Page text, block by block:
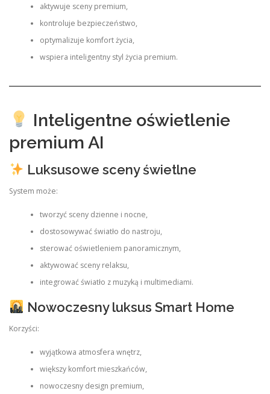
aktywuje sceny premium,
kontroluje bezpieczeństwo,
optymalizuje komfort życia,
wspiera inteligentny styl życia premium.
Inteligentne oświetlenie
premium AI
Luksusowe sceny świetlne
System może:
tworzyć sceny dzienne i nocne,
dostosowywać światło do nastroju,
sterować oświetleniem panoramicznym,
aktywować sceny relaksu,
integrować światło z muzyką i multimediami.
Nowoczesny luksus Smart Home
Korzyści:
wyjątkowa atmosfera wnętrz,
większy komfort mieszkańców,
nowoczesny design premium,